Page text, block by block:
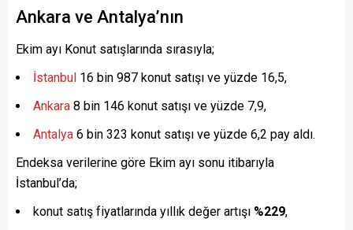
Ankara ve Antalya’nın
Ekim ayı Konut satışlarında sırasıyla;
İstanbul 16 bin 987 konut satışı ve yüzde 16,5,
Ankara 8 bin 146 konut satışı ve yüzde 7,9,
Antalya 6 bin 323 konut satışı ve yüzde 6,2 pay aldı.
Endeksa verilerine göre Ekim ayı sonu itibarıyla
İstanbul’da;
konut satış fiyatlarında yıllık değer artışı %229,